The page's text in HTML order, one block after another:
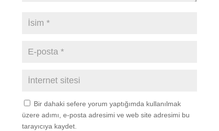
Bir dahaki sefere yorum yaptığımda kullanılmak
üzere adımı, e-posta adresimi ve web site adresimi bu
tarayıcıya kaydet.